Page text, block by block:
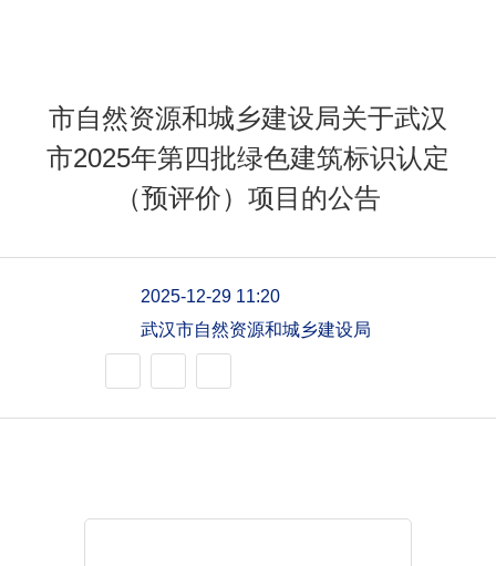
市自然资源和城乡建设局关于武汉
市2025年第四批绿色建筑标识认定
（预评价）项目的公告
2025-12-29 11:20
武汉市自然资源和城乡建设局